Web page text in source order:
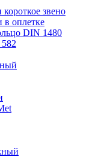
звено
в оплетке
DIN 1480